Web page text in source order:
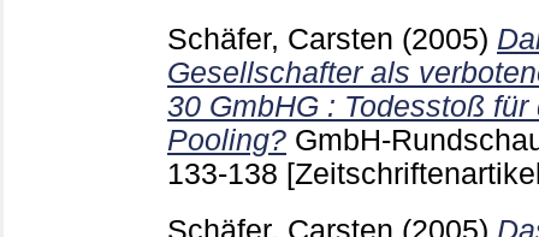
Schäfer, Carsten (2005)
Gesellschafter als
30 GmbHG : Todesstoß
Pooling? GmbH-
133-138
Schäfer, Carsten (2005)